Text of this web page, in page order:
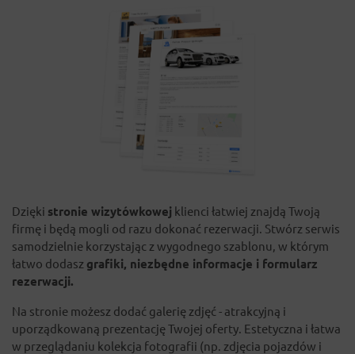
Dzięki stronie wizytówkowej klienci łatwiej znajdą Twoją
firmę i będą mogli od razu dokonać rezerwacji. Stwórz serwis
samodzielnie korzystając z wygodnego szablonu, w którym
łatwo dodasz grafiki, niezbędne informacje i formularz
rezerwacji.
Na stronie możesz dodać galerię zdjęć - atrakcyjną i
uporządkowaną prezentację Twojej oferty. Estetyczna i łatwa
w przeglądaniu kolekcja fotografii (np. zdjęcia pojazdów i